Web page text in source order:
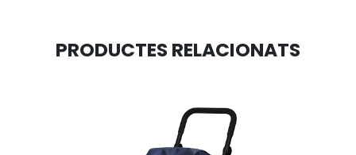
PRODUCTES RELACIONATS